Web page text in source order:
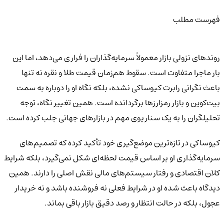
فهرست مطلب
روندهای نزولی بازار معمولاً سرمایه‌گذاران را فراری می‌دهد، اما این
بار ماجرا متفاوت است. سقوط هم‌زمان قیمت طلا و نقره نه تنها
باعث نگرانی رابرت کیوساکی نشده، بلکه نگاه او را دوباره به سمت
بیت‌کوین و بازار رمزارزها برگردانده است. همین تغییر نگاه، توجه
تحلیلگران را به یک سناریوی مهم در بازارهای جهانی جلب کرده است.
کیوساکی در تازه‌ترین موضع‌گیری خود تأکید کرده که تصمیم‌های
سرمایه‌گذاری او بر اساس قیمت لحظه‌ای شکل نمی‌گیرد، بلکه شرایط
کلان اقتصادی و رفتار سیستم‌های مالی نقش اصلی را دارند. همین
دیدگاه باعث شده او در شرایط فعلی نه فروشنده باشد و نه خریدار
عجول، بلکه در حالت انتظار و رصد دقیق بازار باقی بماند.